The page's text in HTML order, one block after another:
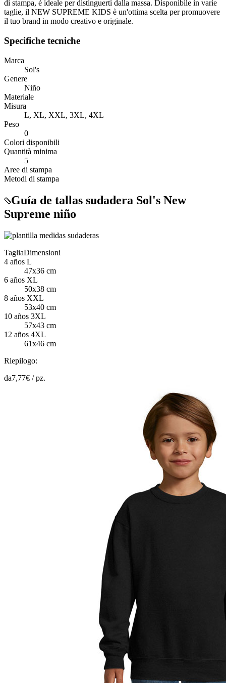
di stampa, è ideale per distinguerti dalla massa. Disponibile in varie
taglie, il NEW SUPREME KIDS è un'ottima scelta per promuovere
il tuo brand in modo creativo e originale.
Specifiche tecniche
Marca
Sol's
Genere
Niño
Materiale
Misura
L, XL, XXL, 3XL, 4XL
Peso
0
Colori disponibili
Quantità minima
5
Aree di stampa
Metodi di stampa
Guía de tallas sudadera Sol's New
Supreme niño
TagliaDimensioni
4 años L
47x36 cm
6 años XL
50x38 cm
8 años XXL
53x40 cm
10 años 3XL
57x43 cm
12 años 4XL
61x46 cm
Riepilogo:
da7,77€ /pz.